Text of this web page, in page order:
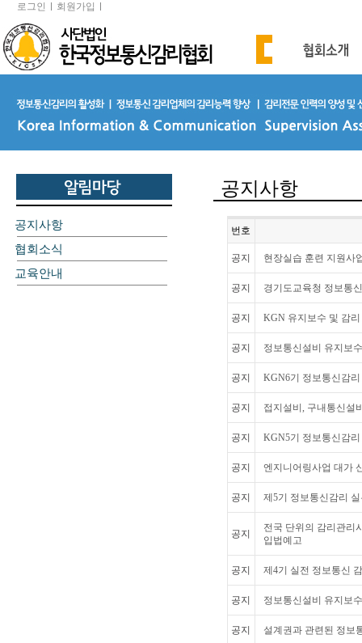
로그인 회원가입
공지사항
협회소식
교육안내
공지사항
번호
공지 현장실습 훈련 지원사
공지 경기도교육청 정보통
공지 KGN 유지보수 및 감
공지 정보통신설비 유지보
공지 KGN6기 정보통신감
공지 접지설비, 구내통신설
공지 KGN5기 정보통신감
공지 엔지니어링사업 대가
공지 제5기 정보통신감리
공지
전국 단위의 감리관리
입법예고
공지 제4기 실전 정보통신
공지 정보통신설비 유지보
공지 설계권과 관련된 정보